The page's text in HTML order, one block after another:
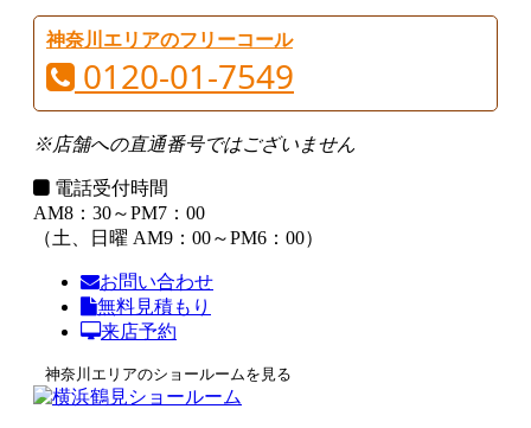
神奈川エリアのフリーコール
0120-01-7549
※店舗への直通番号ではございません
電話受付時間
AM8：30～PM7：00
（土、日曜 AM9：00～PM6：00）
お問い合わせ
無料見積もり
来店予約
神奈川エリアのショールームを見る